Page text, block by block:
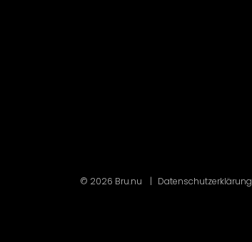
© 2026 Bru.nu Datenschutzerklärung